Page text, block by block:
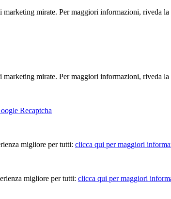
mirate. Per maggiori informazioni, riveda la
mirate. Per maggiori informazioni, riveda la
Recaptcha
migliore per tutti: clicca qui per maggiori
migliore per tutti: clicca qui per maggiori